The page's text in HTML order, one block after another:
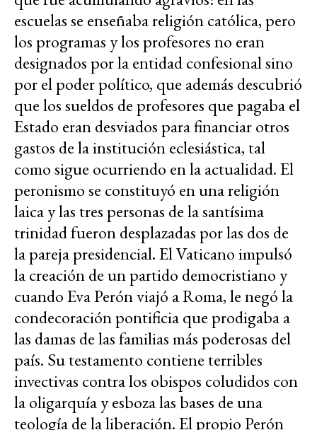
escuelas se enseñaba religión católica, pero
los programas y los profesores no eran
designados por la entidad confesional sino
por el poder político, que además descubrió
que los sueldos de profesores que pagaba el
Estado eran desviados para financiar otros
gastos de la institución eclesiástica, tal
como sigue ocurriendo en la actualidad. El
peronismo se constituyó en una religión
laica y las tres personas de la santísima
trinidad fueron desplazadas por las dos de
la pareja presidencial. El Vaticano impulsó
la creación de un partido democristiano y
cuando Eva Perón viajó a Roma, le negó la
condecoración pontificia que prodigaba a
las damas de las familias más poderosas del
país. Su testamento contiene terribles
invectivas contra los obispos coludidos con
la oligarquía y esboza las bases de una
teología de la liberación. El propio Perón